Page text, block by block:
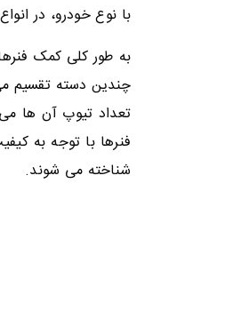
با نوع خودرو، در
به طور کلی کمک
چندین دسته تقسیم
تعداد تیوپ آن ها
فنرها با توجه به
شناخته می شوند.